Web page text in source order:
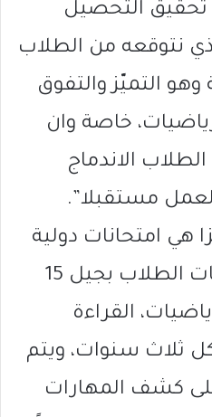
تحقيق التحصيل
نتوقعه من الطلاب
وهو التميّز والتفوق
خاصة وان
الاندماج
مستقبلا”.
هي امتحانات دولية
تفحص نتائج مستويات الطلاب بجيل 15
القراءة
ثلاث سنوات، ويتم
على كشف المهارات